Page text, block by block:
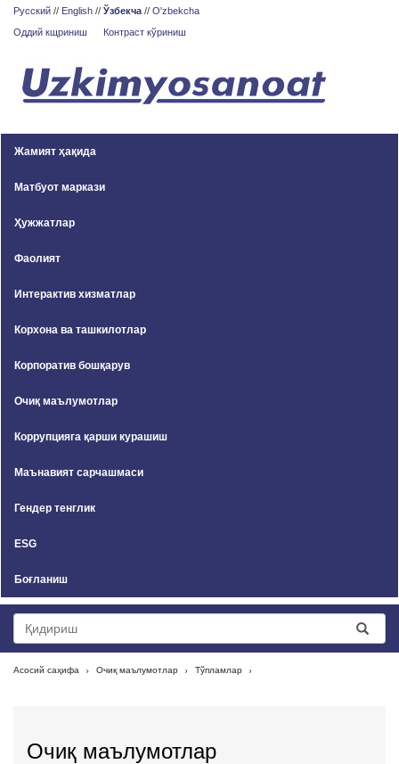
Русский // English // Ўзбекча // O'zbekcha
Оддий кщриниш
Контраст кўриниш
Жамият ҳақида
Матбуот маркази
Ҳужжатлар
Фаолият
Интерактив хизматлар
Корхона ва ташкилотлар
Корпоратив бошқарув
Очиқ маълумотлар
Коррупцияга қарши курашиш
Маънавият сарчашмаси
Гендер тенглик
ESG
Боғланиш
Асосий саҳифа Очиқ маълумотлар Тўпламлар
Очиқ маълумотлар